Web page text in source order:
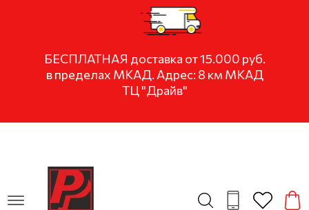
БЕСПЛАТНАЯ доставка от 15.000 руб.
в пределах МКАД. Адрес: 8 км МКАД
ТЦ "Драйв"